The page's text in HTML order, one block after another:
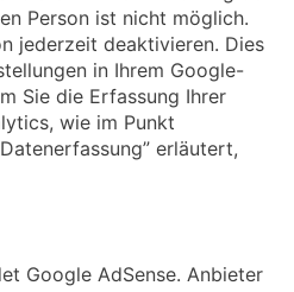
Person ist nicht möglich.
jederzeit deaktivieren. Dies
in Ihrem Google-
Sie die Erfassung Ihrer
wie im Punkt
erläutert,
Google AdSense. Anbieter